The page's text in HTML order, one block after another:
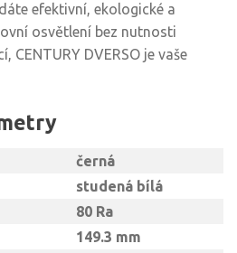
efektivní, ekologické a
osvětlení bez nutnosti
DVERSO je vaše
černá
studená bílá
80 Ra
149.3 mm